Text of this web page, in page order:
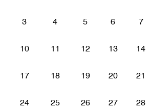
3 4 5 6 7
10 11 12 13 14
17 18 19 20 21
24 25 26 27 28